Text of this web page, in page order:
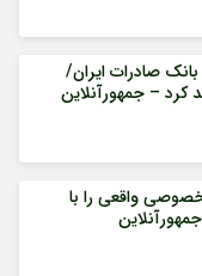
صادرات ایران/
واقعی را با